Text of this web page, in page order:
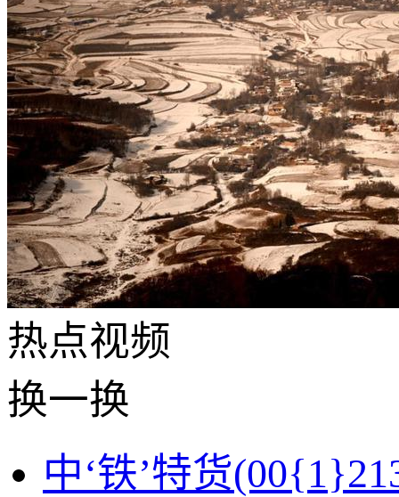
热点视频
换一换
中‘铁’特货